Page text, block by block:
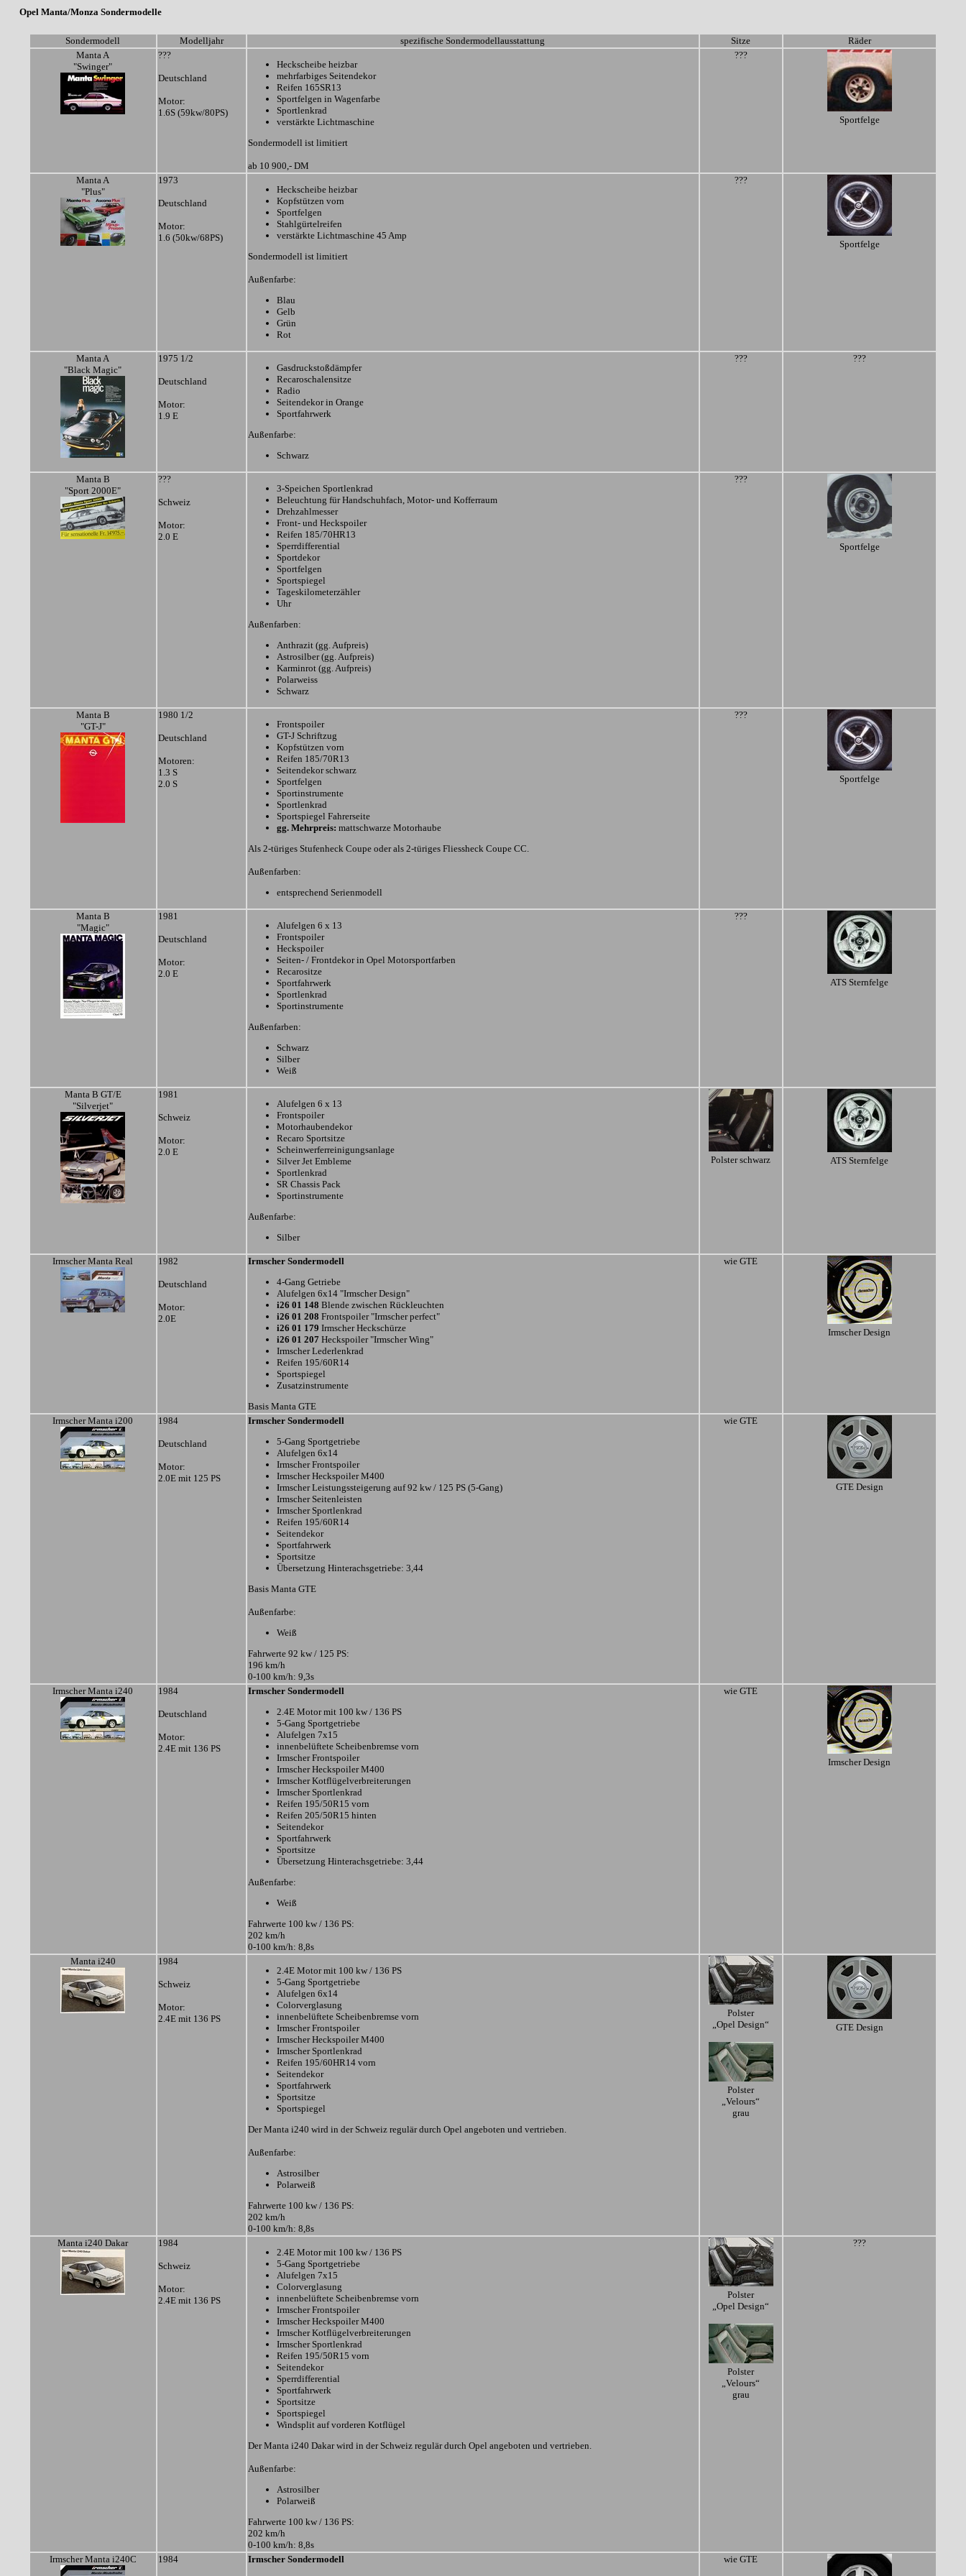
Opel Manta/Monza Sondermodelle
Sondermodell Modelljahr spezifische Sondermodellausstattung Sitze
Räder
Manta A
"Swinger"
???
Deutschland
Motor:
1.6S (59kw/80PS)
Heckscheibe heizbar
mehrfarbiges Seitendekor
Reifen 165SR13
Sportfelgen in Wagenfarbe
Sportlenkrad
verstärkte Lichtmaschine
Sondermodell ist limitiert
ab 10 900,- DM
???
Sportfelge
Manta A
"Plus"
1973
Deutschland
Motor:
1.6 (50kw/68PS)
Heckscheibe heizbar
Kopfstützen vorn
Sportfelgen
Stahlgürtelreifen
verstärkte Lichtmaschine 45 Amp
Sondermodell ist limitiert
Außenfarbe:
Blau
Gelb
Grün
Rot
???
Sportfelge
Manta A
"Black Magic"
1975 1/2
Deutschland
Motor:
1.9 E
Gasdruckstoßdämpfer
Recaroschalensitze
Radio
Seitendekor in Orange
Sportfahrwerk
Außenfarbe:
Schwarz
??? ???
Manta B
"Sport 2000E"
???
Schweiz
Motor:
2.0 E
3-Speichen Sportlenkrad
Beleuchtung für Handschuhfach, Motor- und Kofferraum
Drehzahlmesser
Front- und Heckspoiler
Reifen 185/70HR13
Sperrdifferential
Sportdekor
Sportfelgen
Sportspiegel
Tageskilometerzähler
Uhr
Außenfarben:
Anthrazit (gg. Aufpreis)
Astrosilber (gg. Aufpreis)
Karminrot (gg. Aufpreis)
Polarweiss
Schwarz
???
Sportfelge
Manta B
"GT-J"
1980 1/2
Deutschland
Motoren:
1.3 S
2.0 S
Frontspoiler
GT-J Schriftzug
Kopfstützen vorn
Reifen 185/70R13
Seitendekor schwarz
Sportfelgen
Sportinstrumente
Sportlenkrad
Sportspiegel Fahrerseite
gg. Mehrpreis: mattschwarze Motorhaube
Als 2-türiges Stufenheck Coupe oder als 2-türiges Fliessheck Coupe CC.
Außenfarben:
entsprechend Serienmodell
???
Sportfelge
Manta B
"Magic"
1981
Deutschland
Motor:
2.0 E
Alufelgen 6 x 13
Frontspoiler
Heckspoiler
Seiten- / Frontdekor in Opel Motorsportfarben
Recarositze
Sportfahrwerk
Sportlenkrad
Sportinstrumente
Außenfarben:
Schwarz
Silber
Weiß
???
ATS Sternfelge
Manta B GT/E
"Silverjet"
1981
Schweiz
Motor:
2.0 E
Alufelgen 6 x 13
Frontspoiler
Motorhaubendekor
Recaro Sportsitze
Scheinwerferreinigungsanlage
Silver Jet Embleme
Sportlenkrad
SR Chassis Pack
Sportinstrumente
Außenfarbe:
Silber
Polster schwarz ATS Sternfelge
Irmscher Manta Real 1982
Deutschland
Motor:
2.0E
Irmscher Sondermodell
4-Gang Getriebe
Alufelgen 6x14 "Irmscher Design"
i26 01 148 Blende zwischen Rückleuchten
i26 01 208 Frontspoiler "Irmscher perfect"
i26 01 179 Irmscher Heckschürze
i26 01 207 Heckspoiler "Irmscher Wing"
Irmscher Lederlenkrad
Reifen 195/60R14
Sportspiegel
Zusatzinstrumente
Basis Manta GTE
wie GTE
Irmscher Design
Irmscher Manta i200 1984
Deutschland
Motor:
2.0E mit 125 PS
Irmscher Sondermodell
5-Gang Sportgetriebe
Alufelgen 6x14
Irmscher Frontspoiler
Irmscher Heckspoiler M400
Irmscher Leistungssteigerung auf 92 kw / 125 PS (5-Gang)
Irmscher Seitenleisten
Irmscher Sportlenkrad
Reifen 195/60R14
Seitendekor
Sportfahrwerk
Sportsitze
Übersetzung Hinterachsgetriebe: 3,44
Basis Manta GTE
Außenfarbe:
Weiß
Fahrwerte 92 kw / 125 PS:
196 km/h
0-100 km/h: 9,3s
wie GTE
GTE Design
Irmscher Manta i240 1984
Deutschland
Motor:
2.4E mit 136 PS
Irmscher Sondermodell
2.4E Motor mit 100 kw / 136 PS
5-Gang Sportgetriebe
Alufelgen 7x15
innenbelüftete Scheibenbremse vorn
Irmscher Frontspoiler
Irmscher Heckspoiler M400
Irmscher Kotflügelverbreiterungen
Irmscher Sportlenkrad
Reifen 195/50R15 vorn
Reifen 205/50R15 hinten
Seitendekor
Sportfahrwerk
Sportsitze
Übersetzung Hinterachsgetriebe: 3,44
Außenfarbe:
Weiß
Fahrwerte 100 kw / 136 PS:
202 km/h
0-100 km/h: 8,8s
wie GTE
Irmscher Design
Manta i240 1984
Schweiz
Motor:
2.4E mit 136 PS
2.4E Motor mit 100 kw / 136 PS
5-Gang Sportgetriebe
Alufelgen 6x14
Colorverglasung
innenbelüftete Scheibenbremse vorn
Irmscher Frontspoiler
Irmscher Heckspoiler M400
Irmscher Sportlenkrad
Reifen 195/60HR14 vorn
Seitendekor
Sportfahrwerk
Sportsitze
Sportspiegel
Der Manta i240 wird in der Schweiz regulär durch Opel angeboten und vertrieben.
Außenfarbe:
Astrosilber
Polarweiß
Fahrwerte 100 kw / 136 PS:
202 km/h
0-100 km/h: 8,8s
Polster
„Opel Design“
Polster
„Velours“
grau
GTE Design
Manta i240 Dakar 1984
Schweiz
Motor:
2.4E mit 136 PS
2.4E Motor mit 100 kw / 136 PS
5-Gang Sportgetriebe
Alufelgen 7x15
Colorverglasung
innenbelüftete Scheibenbremse vorn
Irmscher Frontspoiler
Irmscher Heckspoiler M400
Irmscher Kotflügelverbreiterungen
Irmscher Sportlenkrad
Reifen 195/50R15 vorn
Seitendekor
Sperrdifferential
Sportfahrwerk
Sportsitze
Sportspiegel
Windsplit auf vorderen Kotflügel
Der Manta i240 Dakar wird in der Schweiz regulär durch Opel angeboten und vertrieben.
Außenfarbe:
Astrosilber
Polarweiß
Fahrwerte 100 kw / 136 PS:
202 km/h
0-100 km/h: 8,8s
Polster
„Opel Design“
Polster
„Velours“
grau
???
Irmscher Manta i240C 1984
Irmscher Sondermodell
wie GTE